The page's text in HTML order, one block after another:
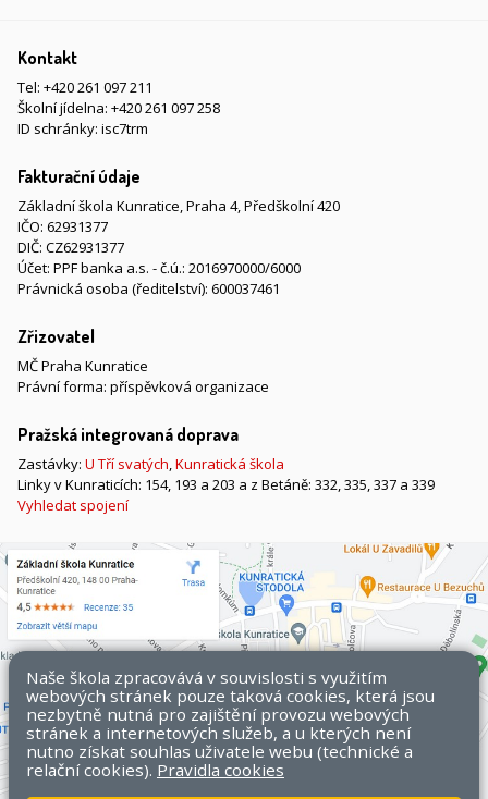
Kontakt
Tel: +420 261 097 211
Školní jídelna: +420 261 097 258
ID schránky: isc7trm
Fakturační údaje
Základní škola Kunratice, Praha 4, Předškolní 420
IČO: 62931377
DIČ: CZ62931377
Účet: PPF banka a.s. - č.ú.: 2016970000/6000
Právnická osoba (ředitelství): 600037461
Zřizovatel
MČ Praha Kunratice
Právní forma: příspěvková organizace
Pražská integrovaná doprava
Zastávky: U Tří svatých,Kunratická škola
Linky v Kunraticích: 154, 193 a 203 a z Betáně: 332, 335, 337 a 339
Vyhledat spojení
Naše škola zpracovává v souvislosti s využitím
webových stránek pouze taková cookies, která jsou
nezbytně nutná pro zajištění provozu webových
stránek a internetových služeb, a u kterých není
nutno získat souhlas uživatele webu (technické a
relační cookies). Pravidla cookies